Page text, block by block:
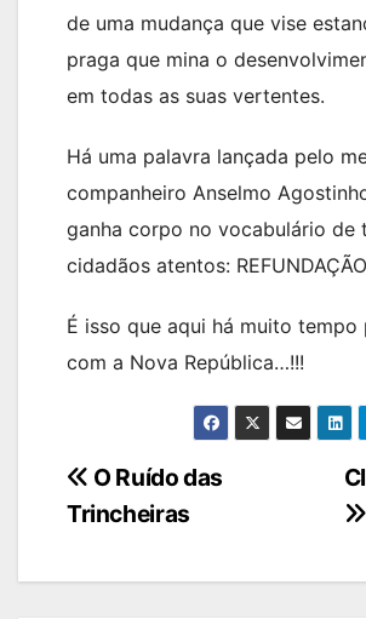
de uma mudança que vise
praga que mina o
em todas as suas vertentes.
Há uma palavra lançada pelo
companheiro Anselmo
ganha corpo no vocabulário de
cidadãos atentos:
É isso que aqui há muito tempo
com a Nova República…!!!
Navegação
de
artigos
O Ruído das
Trincheiras